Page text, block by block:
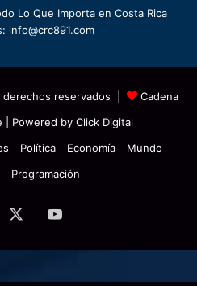
Lo Que Importa en Costa Rica
info@crc891.com
reservados |
Cadena
| Powered by Click Digital
Política Economía
Mundo
Programación
YouTube